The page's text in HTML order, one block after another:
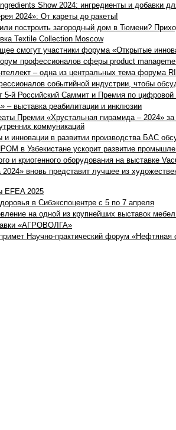
Show 2024: ингредиенты и добавки
2024»: От кареты до ракеты!
или построить загородный дом в Тюмени?
Textile Collection Moscow
смогут участники форума «Открытые
профессионалов сферы product
– одна из центральных тема форума
событийной индустрии, чтобы
5-й Российский Саммит и Премия по цифровой
– выставка реабилитации и инклюзии
Премии «Хрустальная пирамида – 2024» за
коммуникаций
инновации в развитии производства БАС
в Узбекистане ускорит развитие
и криогенного оборудования на выставке
вновь представит лучшее из
EFEA 2025
в Сибэкспоцентре с 5 по 7 апреля
на одной из крупнейших выставок
«АГРОВОЛГА»
Научно-практический форум «Нефтяная